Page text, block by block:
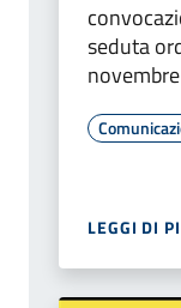
seduta
LEGGI DI